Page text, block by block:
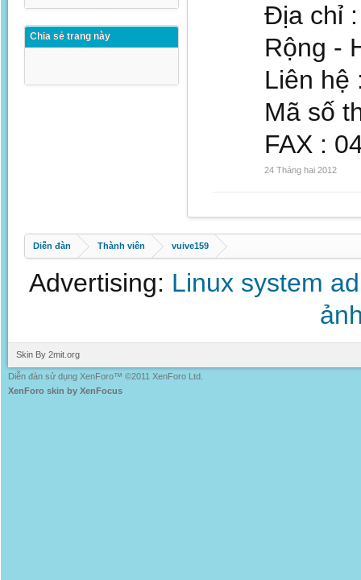
Chia sẻ trang này
Địa chỉ
Rộng -
Liên hệ
Mã số
FAX :
24 Tháng hai 2012
Diễn đàn Thành viên vuive159
Advertising: Linux system
Skin By 2mit.org
Diễn đàn sử dụng XenForo™ ©2011 XenForo Ltd.
XenForo skin by XenFocus